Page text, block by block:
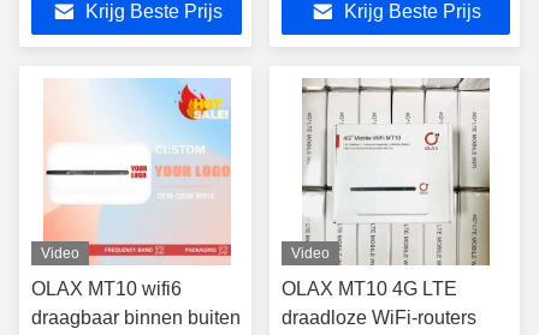
wifi router simkaart
Krijg Beste Prijs Krijg Beste Prijs
Video
OLAX MT10 wifi6
draagbaar binnen buiten
Video
OLAX MT10 4G LTE
draadloze WiFi-routers